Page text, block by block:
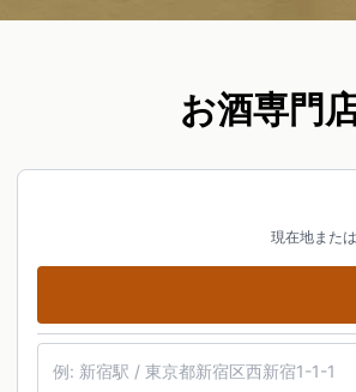
お酒専門
現在地また